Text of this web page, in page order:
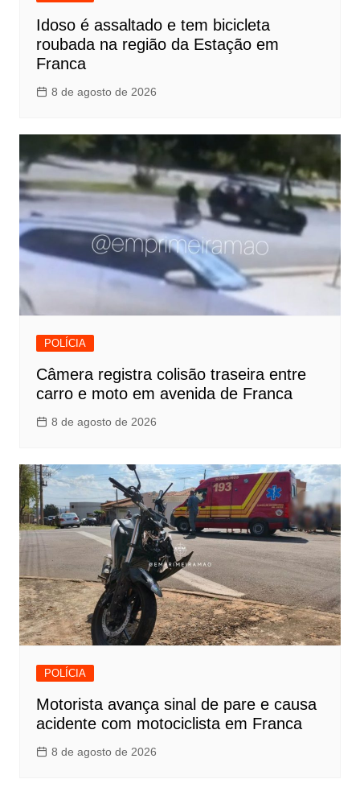
Idoso é assaltado e tem bicicleta
roubada na região da Estação em
Franca
8 de agosto de 2026
POLÍCIA
Câmera registra colisão traseira entre
carro e moto em avenida de Franca
8 de agosto de 2026
POLÍCIA
Motorista avança sinal de pare e causa
acidente com motociclista em Franca
8 de agosto de 2026